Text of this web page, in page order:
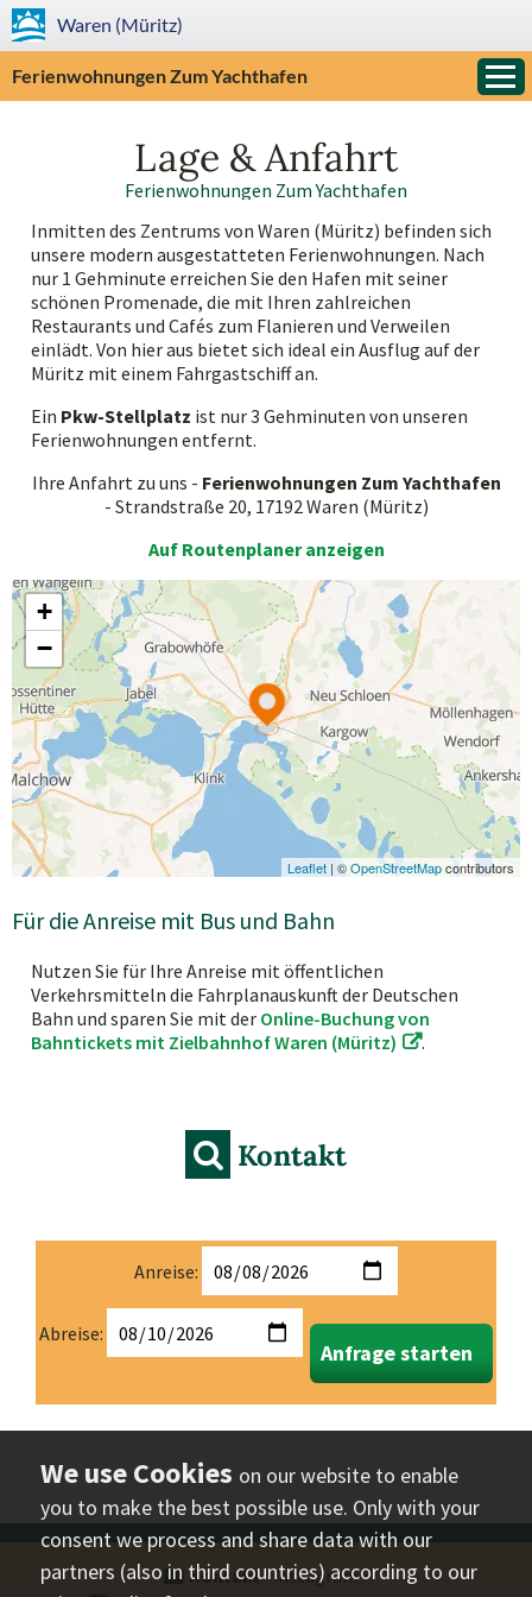
Waren (Müritz)
Ferienwohnungen Zum Yachthafen
Lage & Anfahrt
Ferienwohnungen Zum Yachthafen
Inmitten des Zentrums von Waren (Müritz) befinden sich
unsere modern ausgestatteten Ferienwohnungen. Nach
nur 1 Gehminute erreichen Sie den Hafen mit seiner
schönen Promenade, die mit Ihren zahlreichen
Restaurants und Cafés zum Flanieren und Verweilen
einlädt. Von hier aus bietet sich ideal ein Ausflug auf der
Müritz mit einem Fahrgastschiff an.
Ein Pkw-Stellplatz ist nur 3 Gehminuten von unseren
Ferienwohnungen entfernt.
Ihre Anfahrt zu uns - Ferienwohnungen Zum Yachthafen
- Strandstraße 20, 17192 Waren (Müritz)
Auf Routenplaner anzeigen
Für die Anreise mit Bus und Bahn
Nutzen Sie für Ihre Anreise mit öffentlichen
Verkehrsmitteln die Fahrplanauskunft der Deutschen
Bahn und sparen Sie mit der Online-Buchung von
Bahntickets mit Zielbahnhof Waren (Müritz)
.
Kontakt
Anreise:
Abreise:
Anfrage starten
Kontakt⋅instagram⋅
on our website to enable
you to make the best possible use. Only with your
consent we process and share data with our
partners (also in third countries) according to our